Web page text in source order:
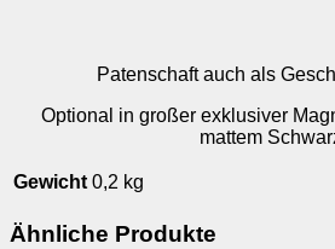
Patenschaft auch als
Optional in großer exklusiver
mattem
Gewicht 0,2 kg
Ähnliche Produkte